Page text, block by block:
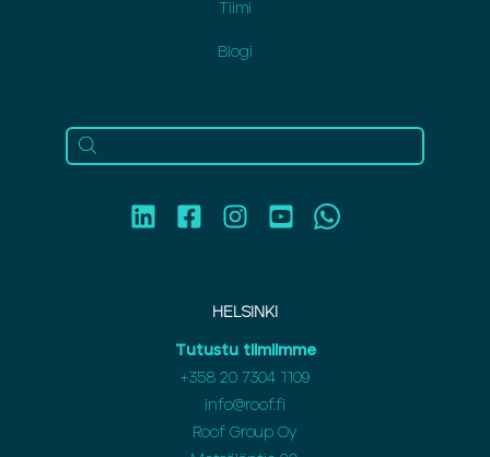
Tiimi
Blogi
HELSINKI
Tutustu tiimiimme
+358 20 7304 1109
info@roof.fi
Roof Group Oy